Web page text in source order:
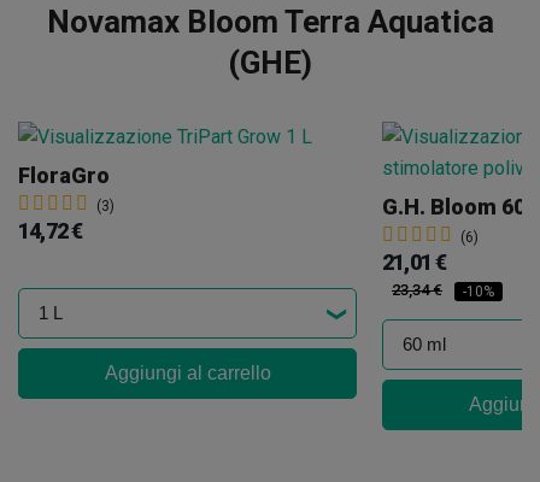
Novamax Bloom Terra Aquatica
(GHE)
FloraGro
(3)
14,72 €
Aggiungi al carrello
G.H. Bloom
(6)
21,01 €
23,34 € -10%